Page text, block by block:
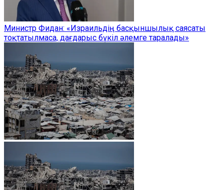
Министр Фидан: «Израильдің басқыншылық саясаты
тоқтатылмаса, дағдарыс бүкіл әлемге таралады»